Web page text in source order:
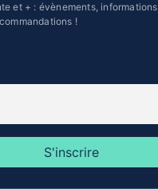
et + : évènements, informations
!